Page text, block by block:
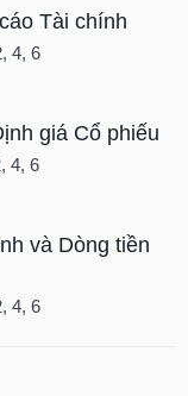
Tài chính
4, 6
giá Cổ phiếu
4, 6
và Dòng tiền
4, 6